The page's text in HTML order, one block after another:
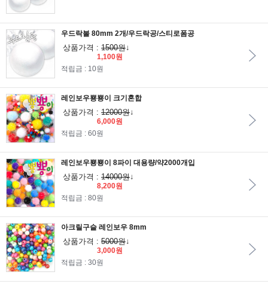
우드락볼 80mm 2개/우드락공/스티로폼공
상품가격 : 1500원↓
1,100원
적립금 : 10원
레인보우뿅뿅이 크기혼합
상품가격 : 12000원↓
6,000원
적립금 : 60원
레인보우뿅뿅이 8파이 대용량/약2000개입
상품가격 : 14000원↓
8,200원
적립금 : 80원
아크릴구슬 레인보우 8mm
상품가격 : 5000원↓
3,000원
적립금 : 30원